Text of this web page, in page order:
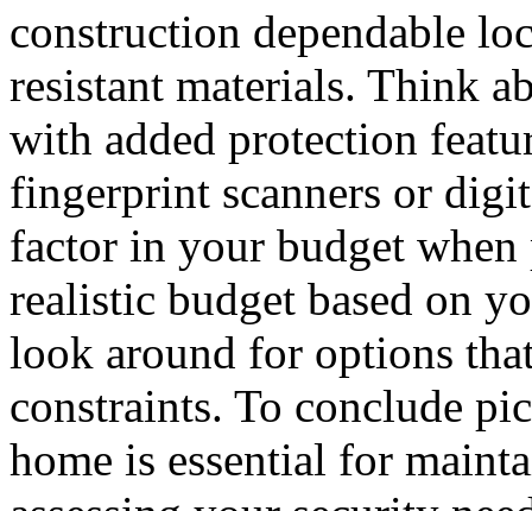
construction dependable
resistant materials. Think
with added protection
fingerprint scanners or
factor in your budget
realistic budget based on
look around for options
constraints. To conclude
home is essential for